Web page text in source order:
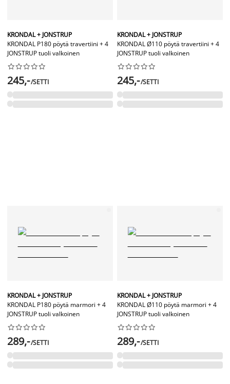
KRONDAL + JONSTRUP
KRONDAL P180 pöytä travertiini + 4
JONSTRUP tuoli valkoinen






245,-/SETTI
KRONDAL + JONSTRUP
KRONDAL Ø110 pöytä travertiini + 4
JONSTRUP tuoli valkoinen






245,-/SETTI
KRONDAL + JONSTRUP
KRONDAL P180 pöytä marmori + 4
JONSTRUP tuoli valkoinen






289,-/SETTI
KRONDAL + JONSTRUP
KRONDAL Ø110 pöytä marmori + 4
JONSTRUP tuoli valkoinen






289,-/SETTI